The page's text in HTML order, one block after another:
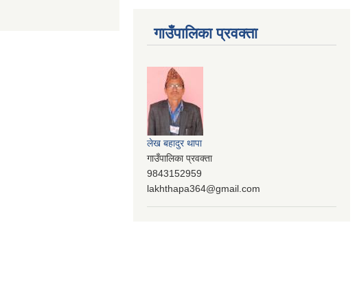
गाउँपालिका प्रवक्ता
लेख बहादुर थापा
गाउँपालिका प्रवक्ता
9843152959
lakhthapa364@gmail.com